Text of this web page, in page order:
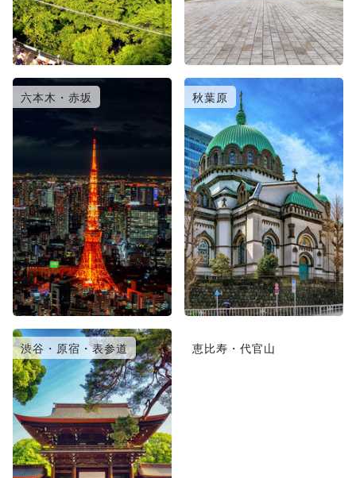
六本木・赤坂 秋葉原
渋谷・原宿・表参道 恵比寿・代官山